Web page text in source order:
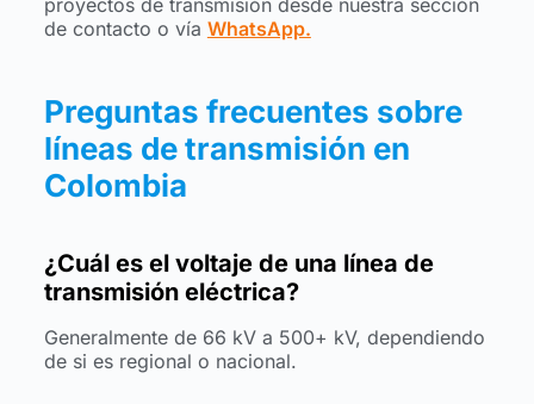
de contacto o vía WhatsApp.
Preguntas frecuentes sobre
líneas de transmisión en
Colombia
¿Cuál es el voltaje de una línea de
transmisión eléctrica?
Generalmente de 66 kV a 500+ kV, dependiendo
de si es regional o nacional.